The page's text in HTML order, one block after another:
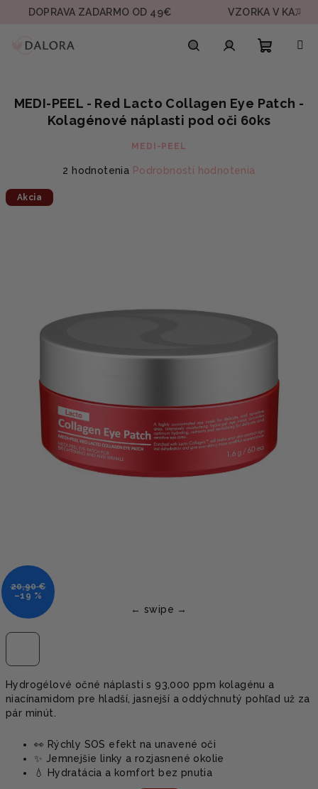
ZADARMO OD 49€ VZORKA V KAŽDEJ
košík
Hydrogélové očné náplasti s 93,000 ppm kolagénu a
niacínamidom pre hladší, jasnejší a oddýchnutý pohľad už za
pár minút.
👀 Rýchly SOS efekt na unavené oči
✨ Jemnejšie linky a rozjasnené okolie
💧 Hydratácia a komfort bez pnutia
MEDI-PEEL - Red Lacto Collagen Eye Patch -
Kolagénové náplasti pod oči 60ks
MEDI-PEEL
Priemerné
2 hodnotenia Podrobnosti hodnotenia
Akcia
20,90 €
–19 %